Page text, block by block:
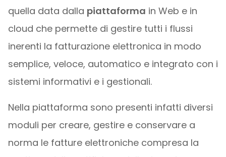
quella data dalla piattaforma in Web e in
cloud che permette di gestire tutti i flussi
inerenti la fatturazione elettronica in modo
semplice, veloce, automatico e integrato con i
sistemi informativi e i gestionali.
Nella piattaforma sono presenti infatti diversi
moduli per creare, gestire e conservare a
norma le fatture elettroniche compresa la